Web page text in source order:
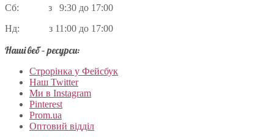
Сб: з 9:30 до 17:00
Нд: з 11:00 до 17:00
Наші веб – ресурси:
Строрінка у Фейсбук
Наш Twitter
Ми в Instagram
Pinterest
Prom.ua
Оптовий відділ